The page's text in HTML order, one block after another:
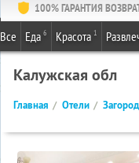
100% ГАРАНТИЯ
Все Еда 6 Красота 1
Калужская обл
Главная Отели